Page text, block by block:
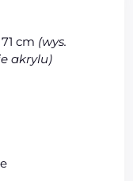
cm (wys.
akrylu)